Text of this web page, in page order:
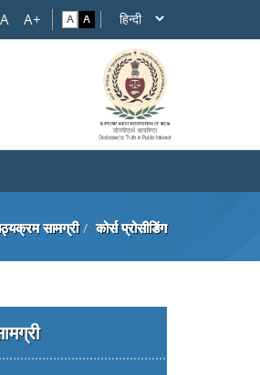
सामग्री कोर्स प्रोसीडिंग